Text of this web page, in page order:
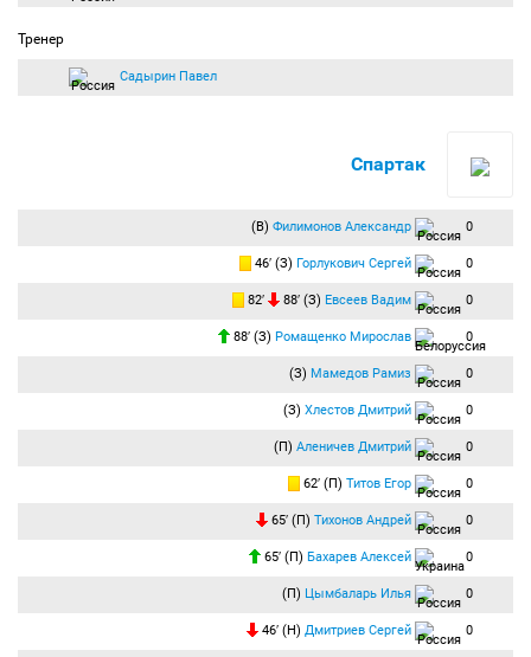
Тренер
Садырин Павел
Спартак
(В) Филимонов Александр 0
46′ (З) Горлукович Сергей 0
82′ 88′ (З) Евсеев Вадим 0
88′ (З) Ромащенко Мирослав 0
(З) Мамедов Рамиз 0
(З) Хлестов Дмитрий 0
(П) Аленичев Дмитрий 0
62′ (П) Титов Егор 0
65′ (П) Тихонов Андрей 0
65′ (П) Бахарев Алексей 0
(П) Цымбаларь Илья 0
46′ (Н) Дмитриев Сергей 0